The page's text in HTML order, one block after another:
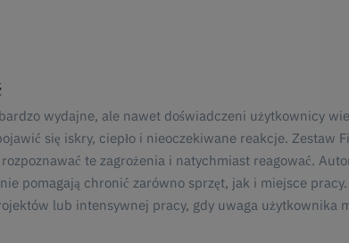
wydajne, ale nawet doświadczeni użytkownicy
się iskry, ciepło i nieoczekiwane reakcje. Zestaw
te zagrożenia i natychmiast reagować.
pomagają chronić zarówno sprzęt, jak i miejsce
lub intensywnej pracy, gdy uwaga użytkownika